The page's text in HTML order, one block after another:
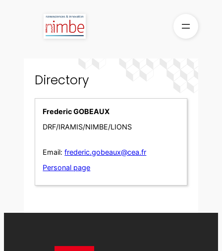
Directory
Frederic GOBEAUX
DRF/IRAMIS/NIMBE/LIONS
Email: frederic.gobeaux@cea.fr
Personal page